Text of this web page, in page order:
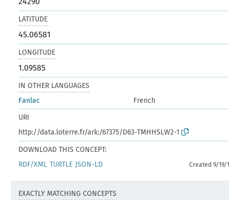
LATITUDE
45.06581
LONGITUDE
1.09585
IN OTHER LANGUAGES
Fanlac
French
URI
http://data.loterre.fr/ark:/67375/D63-TMHHSLW2-1
DOWNLOAD THIS CONCEPT:
RDF/XML TURTLE JSON-LD Created 9/19/
EXACTLY MATCHING CONCEPTS